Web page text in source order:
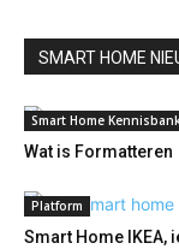
SMART HOME
Smart Home
Wat is Formatteren
Platform
Smart Home IKEA,